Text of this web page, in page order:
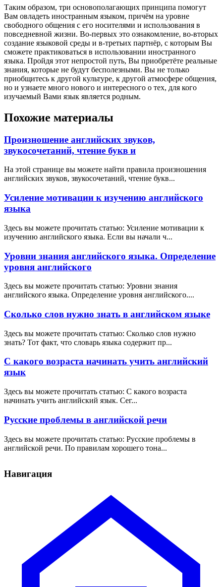
Таким образом, три основополагающих принципа помогут
Вам овладеть иностранным языком, причём на уровне
свободного общения с его носителями и использования в
повседневной жизни. Во-первых это ознакомление, во-вторых
создание языковой среды и в-третьих партнёр, с которым Вы
сможете практиковаться в использовании иностранного
языка. Пройдя этот непростой путь, Вы приобретёте реальные
знания, которые не будут бесполезными. Вы не только
приобщитесь к другой культуре, к другой атмосфере общения,
но и узнаете много нового и интересного о тех, для кого
изучаемый Вами язык является родным.
Похожие материалы
Произношение английских звуков,
звукосочетаний, чтение букв и
На этой странице вы можете найти правила произношения
английских звуков, звукосочетаний, чтение букв...
Усиление мотивации к изучению английского
языка
Здесь вы можете прочитать статью: Усиление мотивации к
изучению английского языка. Если вы начали ч...
Уровни знания английского языка. Определение
уровня английского
Здесь вы можете прочитать статью: Уровни знания
английского языка. Определение уровня английского....
Сколько слов нужно знать в английском языке
Здесь вы можете прочитать статью: Сколько слов нужно
знать? Тот факт, что словарь языка содержит пр...
С какого возраста начинать учить английский
язык
Здесь вы можете прочитать статью: С какого возраста
начинать учить английский язык. Сег...
Русские проблемы в английской речи
Здесь вы можете прочитать статью: Русские проблемы в
английской речи. По правилам хорошего тона...
Навигация